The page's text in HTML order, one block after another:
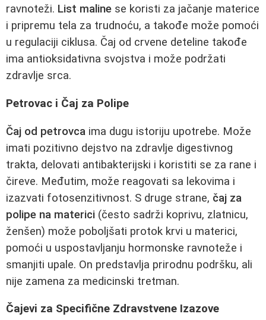
ravnoteži. List maline se koristi za jačanje materice
i pripremu tela za trudnoću, a takođe može pomoći
u regulaciji ciklusa. Čaj od crvene deteline takođe
ima antioksidativna svojstva i može podržati
zdravlje srca.
Petrovac i Čaj za Polipe
Čaj od petrovca ima dugu istoriju upotrebe. Može
imati pozitivno dejstvo na zdravlje digestivnog
trakta, delovati antibakterijski i koristiti se za rane i
čireve. Međutim, može reagovati sa lekovima i
izazvati fotosenzitivnost. S druge strane, čaj za
polipe na materici (često sadrži koprivu, zlatnicu,
ženšen) može poboljšati protok krvi u materici,
pomoći u uspostavljanju hormonske ravnoteže i
smanjiti upale. On predstavlja prirodnu podršku, ali
nije zamena za medicinski tretman.
Čajevi za Specifične Zdravstvene Izazove